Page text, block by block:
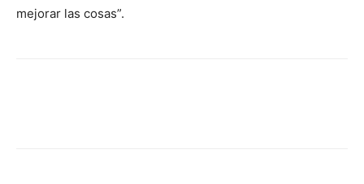
mejorar las cosas”.